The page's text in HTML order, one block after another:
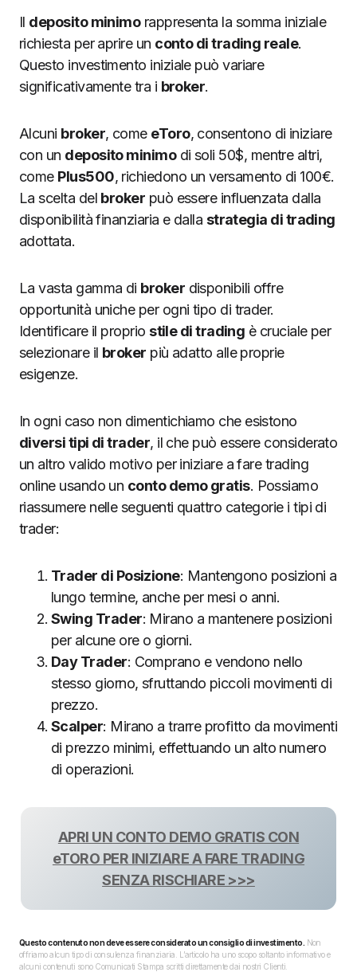
Il deposito minimorappresenta la somma iniziale
richiesta per aprire un conto di trading reale.
Questo investimento iniziale può variare
significativamente tra i broker.
Alcuni broker, come eToro, consentono di iniziare
con un deposito minimodi soli 50$, mentre altri,
come Plus500, richiedono un versamento di 100€.
La scelta del broker può essere influenzata dalla
disponibilità finanziaria e dalla strategia di trading
adottata.
La vasta gamma di broker disponibili offre
opportunità uniche per ogni tipo di trader.
Identificare il proprio stile di trading è cruciale per
selezionare il broker più adatto alle proprie
esigenze.
In ogni caso non dimentichiamo che esistono
diversi tipi di trader, il che può essere considerato
un altro valido motivo per iniziare a fare trading
online usando un conto demo gratis. Possiamo
riassumere nelle seguenti quattro categorie i tipi di
trader:
Trader di Posizione: Mantengono posizioni a
lungo termine, anche per mesi o anni.
Swing Trader: Mirano a mantenere posizioni
per alcune ore o giorni.
Day Trader: Comprano e vendono nello
stesso giorno, sfruttando piccoli movimenti di
prezzo.
Scalper: Mirano a trarre profitto da movimenti
di prezzo minimi, effettuando un alto numero
di operazioni.
APRI UN CONTO DEMO GRATIS CON
eTORO PER INIZIARE A FARE TRADING
SENZA RISCHIARE >>>
Questo contenuto non deve essere considerato un consiglio di investimento. Non
offriamo alcun tipo di consulenza finanziaria. L’articolo ha uno scopo soltanto informativo e
alcuni contenuti sono Comunicati Stampa scritti direttamente dai nostri Clienti.